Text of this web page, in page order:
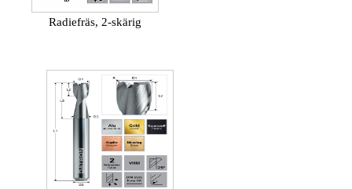
Radiefräs, 2-skärig